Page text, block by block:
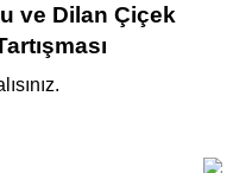
ve Dilan Çiçek